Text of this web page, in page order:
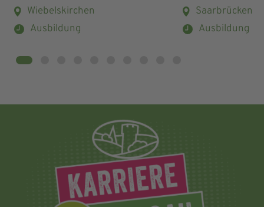
Wiebelskirchen
Ausbildung
Saarbrücken
Ausbildung